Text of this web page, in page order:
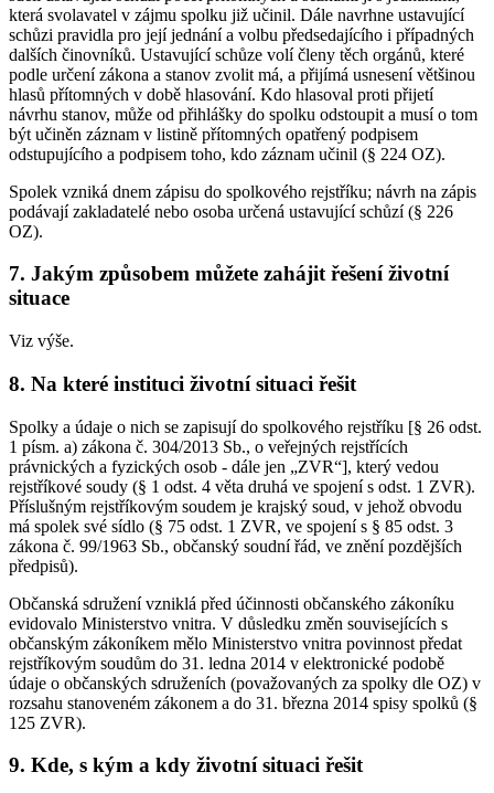
která svolavatel v zájmu spolku již učinil. Dále navrhne ustavující
schůzi pravidla pro její jednání a volbu předsedajícího i případných
dalších činovníků. Ustavující schůze volí členy těch orgánů, které
podle určení zákona a stanov zvolit má, a přijímá usnesení většinou
hlasů přítomných v době hlasování. Kdo hlasoval proti přijetí
návrhu stanov, může od přihlášky do spolku odstoupit a musí o tom
být učiněn záznam v listině přítomných opatřený podpisem
odstupujícího a podpisem toho, kdo záznam učinil (§ 224 OZ).
Spolek vzniká dnem zápisu do spolkového rejstříku; návrh na zápis
podávají zakladatelé nebo osoba určená ustavující schůzí (§ 226
OZ).
7. Jakým způsobem můžete zahájit řešení životní
situace
Viz výše.
8. Na které instituci životní situaci řešit
Spolky a údaje o nich se zapisují do spolkového rejstříku [§ 26 odst.
1 písm. a) zákona č. 304/2013 Sb., o veřejných rejstřících
právnických a fyzických osob - dále jen „ZVR“], který vedou
rejstříkové soudy (§ 1 odst. 4 věta druhá ve spojení s odst. 1 ZVR).
Příslušným rejstříkovým soudem je krajský soud, v jehož obvodu
má spolek své sídlo (§ 75 odst. 1 ZVR, ve spojení s § 85 odst. 3
zákona č. 99/1963 Sb., občanský soudní řád, ve znění pozdějších
předpisů).
Občanská sdružení vzniklá před účinnosti občanského zákoníku
evidovalo Ministerstvo vnitra. V důsledku změn souvisejících s
občanským zákoníkem mělo Ministerstvo vnitra povinnost předat
rejstříkovým soudům do 31. ledna 2014 v elektronické podobě
údaje o občanských sdruženích (považovaných za spolky dle OZ) v
rozsahu stanoveném zákonem a do 31. března 2014 spisy spolků (§
125 ZVR).
9. Kde, s kým a kdy životní situaci řešit